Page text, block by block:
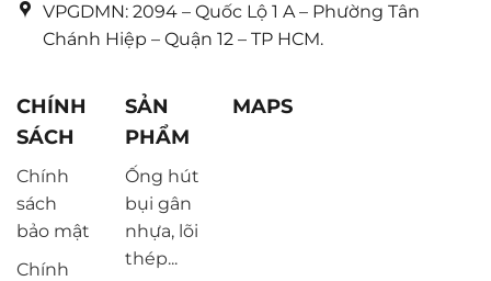
VPGDMN: 2094 – Quốc Lộ 1 A – Phường Tân
Chánh Hiệp – Quận 12 – TP HCM.
CHÍNH
SÁCH
Chính
sách
bảo mật
Chính
SẢN
PHẨM
Ống hút
bụi gân
nhựa, lõi
thép...
MAPS